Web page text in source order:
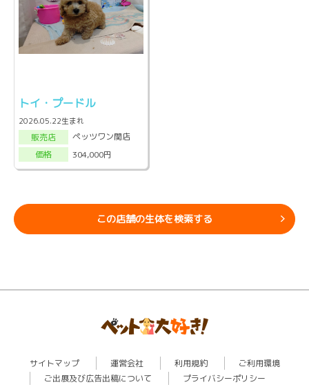
トイ・プードル
2026.05.22生まれ
販売店
ペッツワン関店
価格
304,000円
この店舗の生体を検索する
サイトマップ 運営会社 利用規約
ご利用環境
ご出展及び広告出稿について
プライバシーポリシー